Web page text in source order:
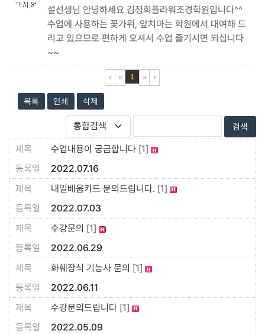
116.126.☆.226
설선생님 안녕하세요 김정희플라워조경학원입니다^^
수업에 사용하는 꽃가위, 앞치마는 학원에서 대여해 드
리고 있으므로 편하게 오셔서 수업 즐기시면 되십니다
~~
1
목록 인쇄 삭제
수업내용이 궁금합니다 [1]
2022.07.16
내일배움카드 문의드립니다. [1]
2022.07.03
수강문의 [1]
2022.06.29
화훼장식 기능사 문의 [1]
2022.06.11
수강문의드립니다 [1]
2022.05.09